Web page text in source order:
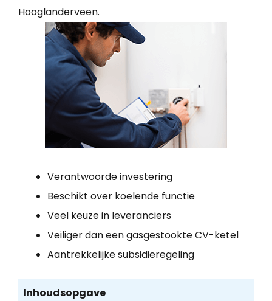
Hooglanderveen.
Verantwoorde investering
Beschikt over koelende functie
Veel keuze in leveranciers
Veiliger dan een gasgestookte CV-ketel
Aantrekkelijke subsidieregeling
Inhoudsopgave